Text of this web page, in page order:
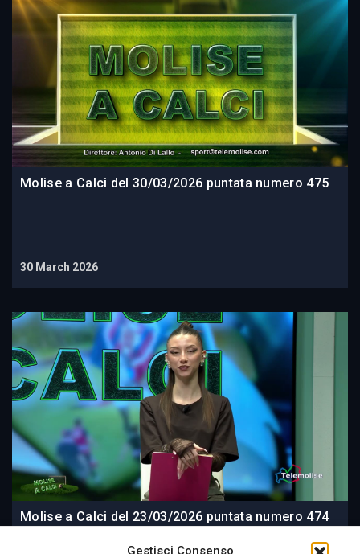
Gestisci Consenso
Molise a Calci del 30/03/2026 puntata numero 475
30 March 2026
Molise a Calci del 23/03/2026 puntata numero 474